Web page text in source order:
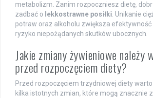
metabolizm. Zanim rozpoczniesz dietę,
zadbać o lekkostrawne posiłki . Unikanie
potraw oraz alkoholu zwiększa efektywność
ryzyko niepożądanych skutków ubocznych.
Jakie zmiany żywieniowe należy
przed rozpoczęciem diety?
Przed rozpoczęciem trzydniowej diety
kilka istotnych zmian, które mogą znacznie